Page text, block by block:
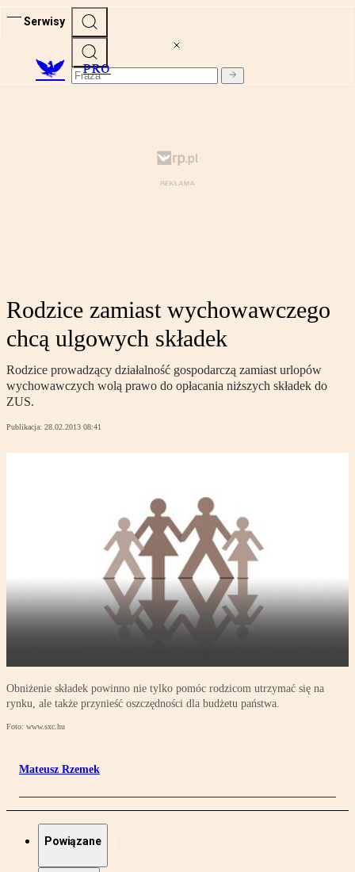
Serwisy
PRO
Rodzice zamiast wychowawczego
chcą ulgowych składek
Rodzice prowadzący działalność gospodarczą zamiast urlopów
wychowawczych wolą prawo do opłacania niższych składek do
ZUS.
Publikacja: 28.02.2013 08:41
Obniżenie składek powinno nie tylko pomóc rodzicom utrzymać się na
rynku, ale także przynieść oszczędności dla budżetu państwa.
Foto: www.sxc.hu
Mateusz Rzemek
Powiązane